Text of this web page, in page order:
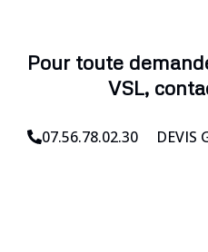
Pour toute
VSL,
07.56.78.02.30 DEVIS